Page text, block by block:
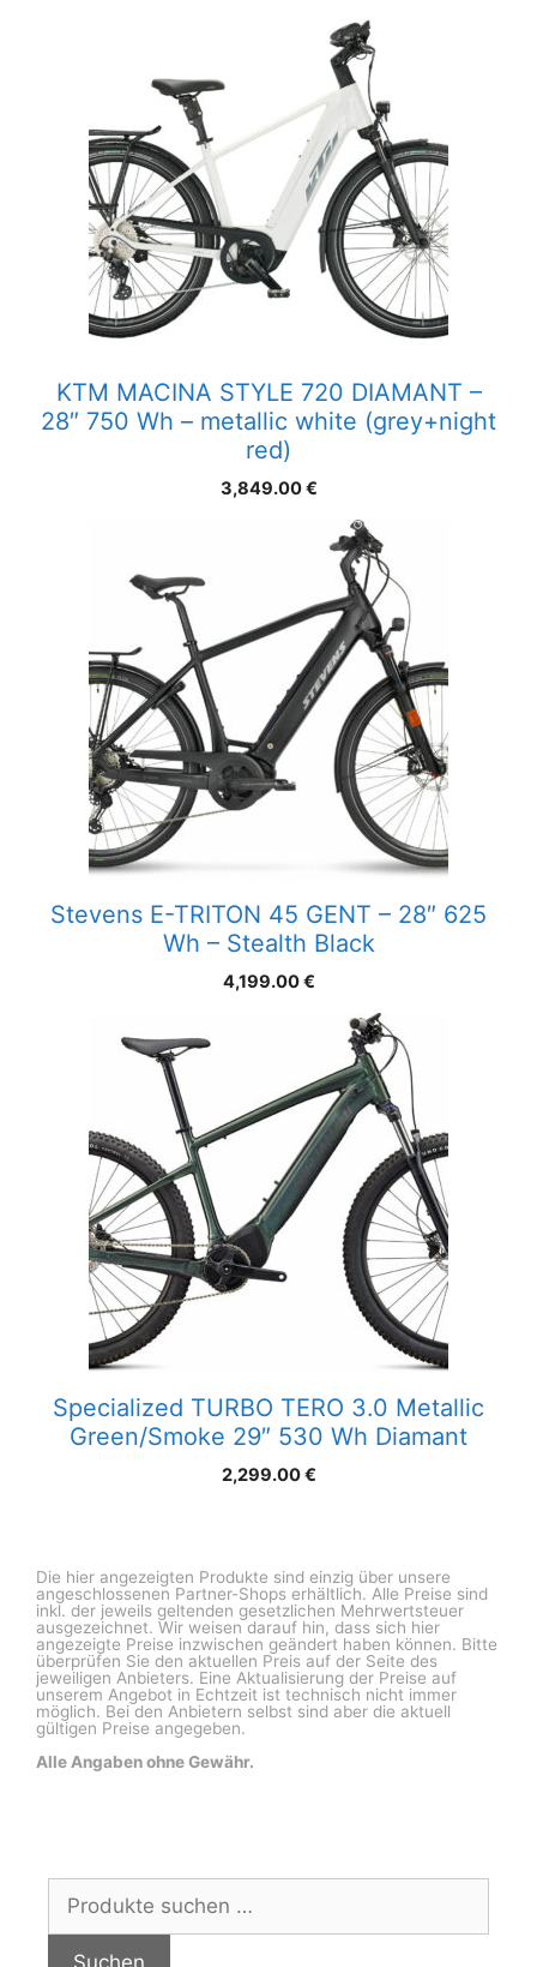
KTM MACINA STYLE 720 DIAMANT –
28″ 750 Wh – metallic white (grey+night
red)
3,849.00€
Stevens E-TRITON 45 GENT – 28″ 625
Wh – Stealth Black
4,199.00€
Specialized TURBO TERO 3.0 Metallic
Green/Smoke 29″ 530 Wh Diamant
2,299.00€
Die hier angezeigten Produkte sind einzig über unsere
angeschlossenen Partner-Shops erhältlich. Alle Preise sind
inkl. der jeweils geltenden gesetzlichen Mehrwertsteuer
ausgezeichnet. Wir weisen darauf hin, dass sich hier
angezeigte Preise inzwischen geändert haben können. Bitte
überprüfen Sie den aktuellen Preis auf der Seite des
jeweiligen Anbieters. Eine Aktualisierung der Preise auf
unserem Angebot in Echtzeit ist technisch nicht immer
möglich. Bei den Anbietern selbst sind aber die aktuell
gültigen Preise angegeben.
Alle Angaben ohne Gewähr.
nach:
Suchen